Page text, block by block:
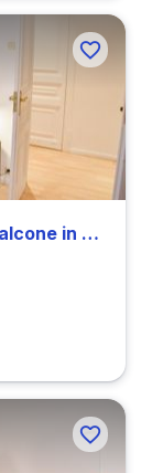
Accogliente camera doppia con balcone in Derecha de Eixample